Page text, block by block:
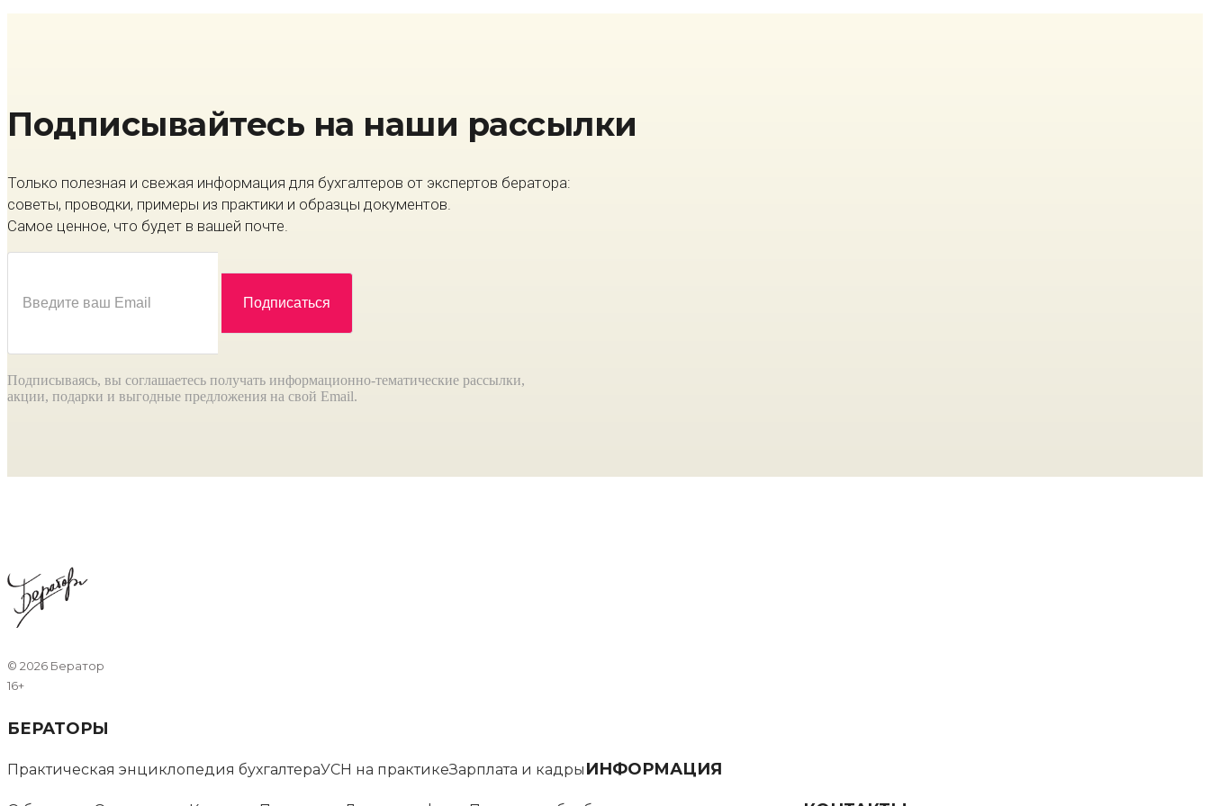
Подписывайтесь на наши рассылки
Только полезная и свежая информация для бухгалтеров от экспертов бератора:
советы, проводки, примеры из практики и образцы документов.
Самое ценное, что будет в вашей почте.
Подписываясь, вы соглашаетесь получать информационно-тематические рассылки,
акции, подарки и выгодные предложения на свой Email.
© 2026 Бератор
16+
БЕРАТОРЫ
Практическая энциклопедия бухгалтераУСН на практикеЗарплата и кадры ИНФОРМАЦИЯ